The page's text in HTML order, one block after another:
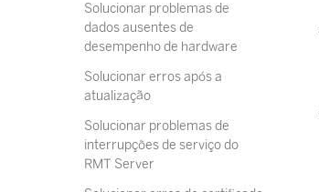
Solucionar problemas de
dados ausentes de
desempenho de hardware
Solucionar erros após a
atualização
Solucionar problemas de
interrupções de serviço do
RMT Server